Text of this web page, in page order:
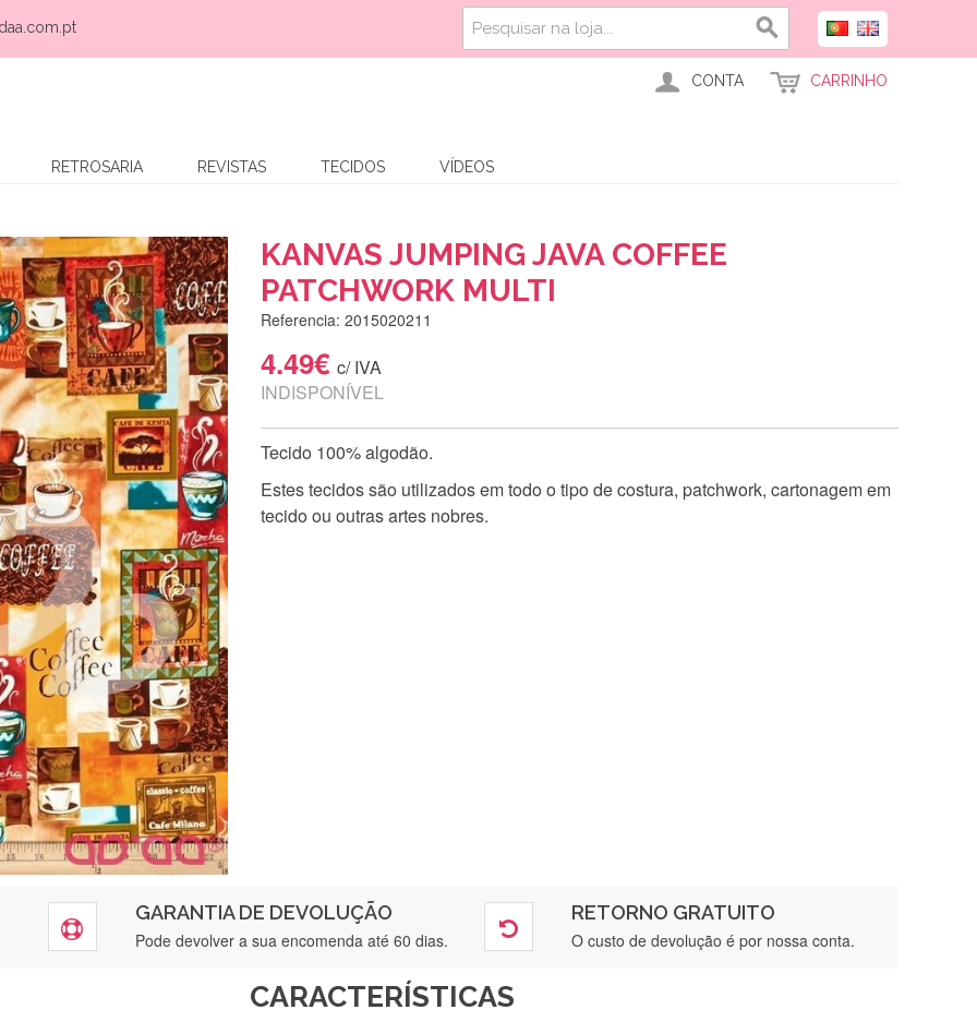
CONTA CARRINHO
RETROSARIA REVISTAS TECIDOS VÍDEOS
KANVAS JUMPING JAVA COFFEE
PATCHWORK MULTI
Referencia: 2015020211
4.49€ c/ IVA
INDISPONÍVEL
Tecido 100% algodão.
Estes tecidos são utilizados em todo o tipo de costura, patchwork, cartonagem em
tecido ou outras artes nobres.
GARANTIA DE DEVOLUÇÃO
Pode devolver a sua encomenda até 60 dias.
RETORNO GRATUITO
O custo de devolução é por nossa conta.
CARACTERÍSTICAS